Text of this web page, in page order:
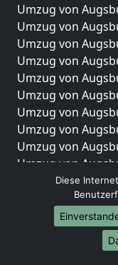
Umzug von
Umzug von
Umzug von
Umzug von
Umzug von
Umzug von
Umzug von
Umzug von
Umzug von
Umzug von
Umzug von
Umzug von
Umzug von
Umzug von
Umzug von
Diese